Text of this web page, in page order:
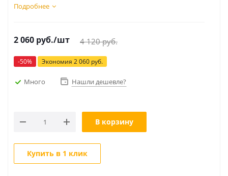
Подробнее
2 060 руб./шт 4 120руб.
-50% Экономия 2 060 руб.
Много Нашли дешевле?
В корзину
Купить в 1 клик